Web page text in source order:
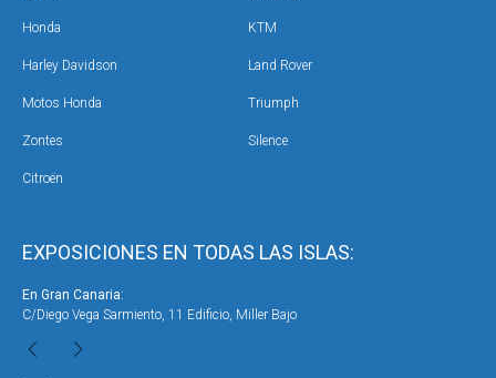
EXPOSICIONES EN TODAS LAS ISLAS:
En Gran Canaria:
C/Diego Vega Sarmiento, 11 Edificio, Miller Bajo
Honda KTM
Harley Davidson Land Rover
Motos Honda Triumph
Zontes Silence
Citroën